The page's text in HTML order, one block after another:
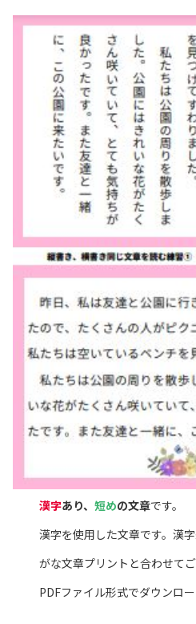
漢字あり、短めの文章です。
漢字を使用した文章です。漢
がな文章プリントと合わせてご
PDFファイル形式でダウンロー